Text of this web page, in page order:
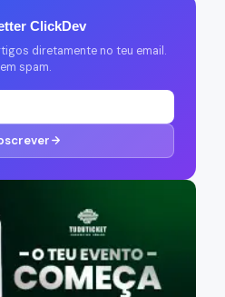
ClickDev
diretamente no teu email.
spam.